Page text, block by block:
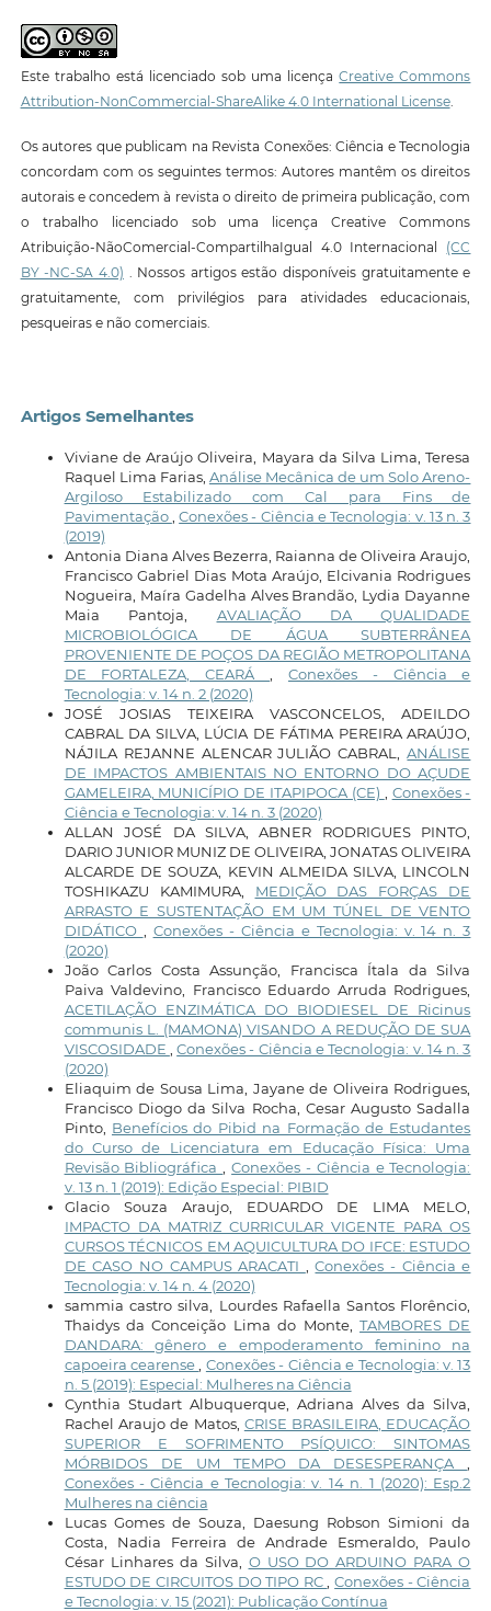
Este trabalho está licenciado sob uma licençaCreative Commons
Attribution-NonCommercial-ShareAlike 4.0 International License.
Os autores que publicam na Revista Conexões: Ciência e Tecnologia
concordam com os seguintes termos: Autores mantêm os direitos
autorais e concedem à revista o direito de primeira publicação, com
o trabalho licenciado sob uma licença Creative Commons
Atribuição-NãoComercial-CompartilhaIgual 4.0 Internacional (CC
BY -NC-SA 4.0) . Nossos artigos estão disponíveis gratuitamente e
gratuitamente, com privilégios para atividades educacionais,
pesqueiras e não comerciais.
Artigos Semelhantes
Viviane de Araújo Oliveira, Mayara da Silva Lima, Teresa
Raquel Lima Farias, Análise Mecânica de um Solo Areno-
Argiloso Estabilizado com Cal para Fins de
Pavimentação ,Conexões - Ciência e Tecnologia: v. 13 n. 3
(2019)
Antonia Diana Alves Bezerra, Raianna de Oliveira Araujo,
Francisco Gabriel Dias Mota Araújo, Elcivania Rodrigues
Nogueira, Maíra Gadelha Alves Brandão, Lydia Dayanne
Maia Pantoja, AVALIAÇÃO DA QUALIDADE
MICROBIOLÓGICA DE ÁGUA SUBTERRÂNEA
PROVENIENTE DE POÇOS DA REGIÃO METROPOLITANA
DE FORTALEZA, CEARÁ
Conexões - Ciência e
Tecnologia: v. 14 n. 2 (2020)
JOSÉ JOSIAS TEIXEIRA VASCONCELOS, ADEILDO
CABRAL DA SILVA, LÚCIA DE FÁTIMA PEREIRA ARAÚJO,
NÁJILA REJANNE ALENCAR JULIÃO CABRAL,ANÁLISE
DE IMPACTOS AMBIENTAIS NO ENTORNO DO AÇUDE
GAMELEIRA, MUNICÍPIO DE ITAPIPOCA (CE)
Conexões -
Ciência e Tecnologia: v. 14 n. 3 (2020)
ALLAN JOSÉ DA SILVA, ABNER RODRIGUES PINTO,
DARIO JUNIOR MUNIZ DE OLIVEIRA, JONATAS OLIVEIRA
ALCARDE DE SOUZA, KEVIN ALMEIDA SILVA, LINCOLN
TOSHIKAZU KAMIMURA, MEDIÇÃO DAS FORÇAS DE
ARRASTO E SUSTENTAÇÃO EM UM TÚNEL DE VENTO
DIDÁTICO
Conexões - Ciência e Tecnologia: v. 14 n. 3
(2020)
João Carlos Costa Assunção, Francisca Ítala da Silva
Paiva Valdevino, Francisco Eduardo Arruda Rodrigues,
ACETILAÇÃO ENZIMÁTICA DO BIODIESEL DE Ricinus
communis L. (MAMONA) VISANDO A REDUÇÃO DE SUA
VISCOSIDADE
,Conexões - Ciência e Tecnologia: v. 14 n. 3
(2020)
Eliaquim de Sousa Lima, Jayane de Oliveira Rodrigues,
Francisco Diogo da Silva Rocha, Cesar Augusto Sadalla
Pinto, Benefícios do Pibid na Formação de Estudantes
do Curso de Licenciatura em Educação Física: Uma
Revisão Bibliográfica
,Conexões - Ciência e Tecnologia:
v. 13 n. 1 (2019): Edição Especial: PIBID
Glacio Souza Araujo, EDUARDO DE LIMA MELO,
IMPACTO DA MATRIZ CURRICULAR VIGENTE PARA OS
CURSOS TÉCNICOS EM AQUICULTURA DO IFCE: ESTUDO
DE CASO NO CAMPUS ARACATI
,Conexões - Ciência e
Tecnologia: v. 14 n. 4 (2020)
sammia castro silva, Lourdes Rafaella Santos Florêncio,
Thaidys da Conceição Lima do Monte,TAMBORES DE
DANDARA: gênero e empoderamento feminino na
capoeira cearense
Conexões - Ciência e Tecnologia: v. 13
n. 5 (2019): Especial: Mulheres na Ciência
Cynthia Studart Albuquerque, Adriana Alves da Silva,
Rachel Araujo de Matos, CRISE BRASILEIRA, EDUCAÇÃO
SUPERIOR E SOFRIMENTO PSÍQUICO: SINTOMAS
MÓRBIDOS DE UM TEMPO DA DESESPERANÇA
Conexões - Ciência e Tecnologia: v. 14 n. 1 (2020): Esp.2
Mulheres na ciência
Lucas Gomes de Souza, Daesung Robson Simioni da
Costa, Nadia Ferreira de Andrade Esmeraldo, Paulo
César Linhares da Silva, O USO DO ARDUINO PARA O
ESTUDO DE CIRCUITOS DO TIPO RC
,Conexões - Ciência
e Tecnologia: v. 15 (2021): Publicação Contínua